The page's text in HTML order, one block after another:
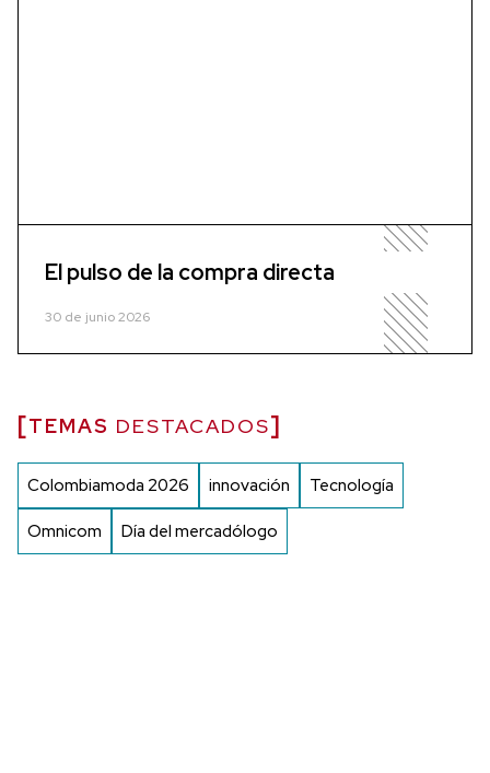
El pulso de la compra directa
30 de junio 2026
TEMAS DESTACADOS
Colombiamoda 2026 innovación Tecnología
Omnicom Día del mercadólogo